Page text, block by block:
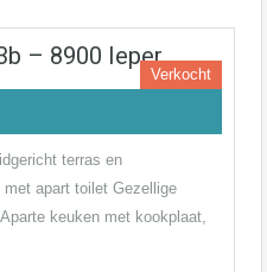
– 8900 Ieper
Verkocht
terras en
apart toilet Gezellige
keuken met kookplaat,